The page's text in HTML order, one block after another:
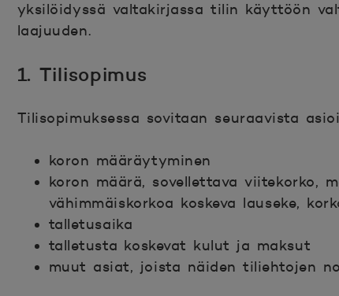
yksilöidyssä valtakirjassa tilin käyttöön
laajuuden.
1. Tilisopimus
Tilisopimuksessa sovitaan seuraavista
koron määräytyminen
koron määrä, sovellettava viitekorko,
vähimmäiskorkoa koskeva lauseke,
talletusaika
talletusta koskevat kulut ja maksut
muut asiat, joista näiden tiliehtojen